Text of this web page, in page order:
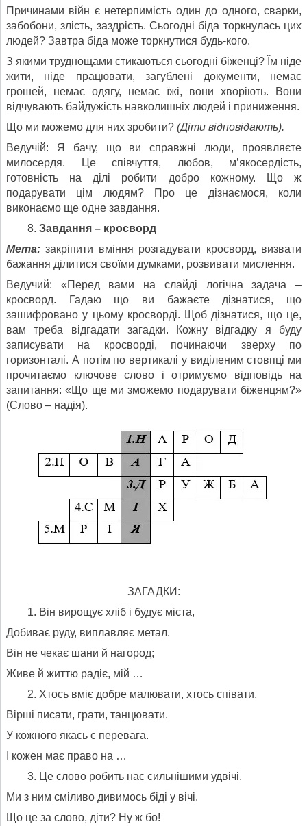
Причинами війн є нетерпимість один до одного, сварки,
забобони, злість, заздрість. Сьогодні біда торкнулась цих
людей? Завтра біда може торкнутися будь-кого.
З якими труднощами стикаються сьогодні біженці? Їм ніде
жити, ніде працювати, загублені документи, немає
грошей, немає одягу, немає їжі, вони хворіють. Вони
відчувають байдужість навколишніх людей і приниження.
Що ми можемо для них зробити? (Діти відповідають).
Ведучій: Я бачу, що ви справжні люди, проявляєте
милосердя. Це співчуття, любов, м’якосердість,
готовність на ділі робити добро кожному. Що ж
подарувати цім людям? Про це дізнаємося, коли
виконаємо ще одне завдання.
Завдання – кросворд
Мета:закріпити вміння розгадувати кросворд, визвати
бажання ділитися своїми думками, розвивати мислення.
Ведучий: «Перед вами на слайді логічна задача –
кросворд. Гадаю що ви бажаєте дізнатися, що
зашифровано у цьому кросворді. Щоб дізнатися, що це,
вам треба відгадати загадки. Кожну відгадку я буду
записувати на кросворді, починаючи зверху по
горизонталі. А потім по вертикалі у виділеним стовпці ми
прочитаємо ключове слово і отримуємо відповідь на
запитання: «Що ще ми зможемо подарувати біженцям?»
(Слово – надія).
ЗАГАДКИ:
Він вирощує хліб і будує міста,
Добиває руду, виплавляє метал.
Він не чекає шани й нагород;
Живе й життю радіє, мій …
Хтось вміє добре малювати, хтось співати,
Вірші писати, грати, танцювати.
У кожного якась є перевага.
І кожен має право на …
Це слово робить нас сильнішими удвічі.
Ми з ним сміливо дивимось біді у вічі.
Що це за слово, діти? Ну ж бо!